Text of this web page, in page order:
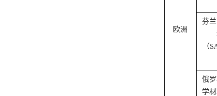
欧洲
芬
（
俄
学